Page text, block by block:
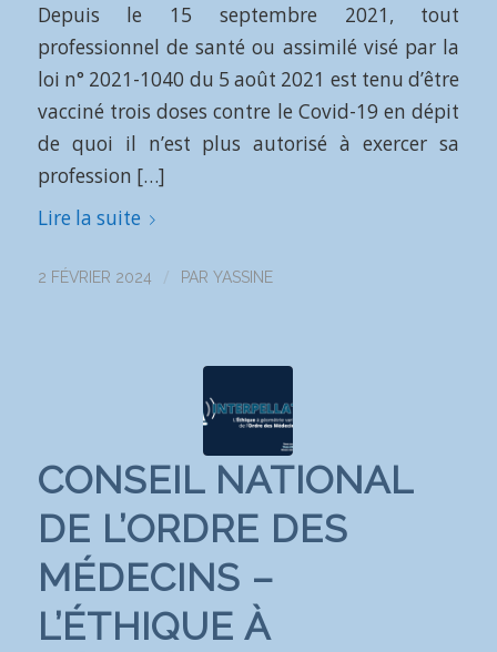
Depuis le 15 septembre 2021, tout
professionnel de santé ou assimilé visé par la
loi n° 2021-1040 du 5 août 2021 est tenu d’être
vacciné trois doses contre le Covid-19 en dépit
de quoi il n’est plus autorisé à exercer sa
profession […]
Lire la suite
2 FÉVRIER 2024 / PAR YASSINE
CONSEIL NATIONAL
DE L’ORDRE DES
MÉDECINS –
L’ÉTHIQUE À